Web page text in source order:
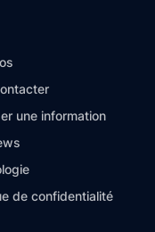
une information
de confidentialité